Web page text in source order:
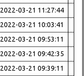
2022-03-21 11:27:44
2022-03-21 10:03:41
2022-03-21 09:53:11
2022-03-21 09:42:35
2022-03-21 09:39:11